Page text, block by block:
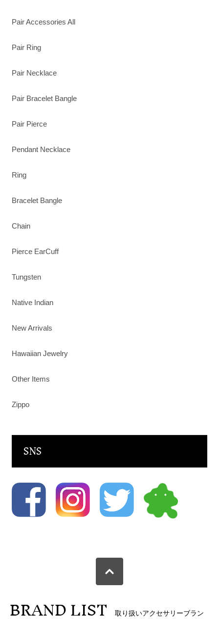
Pair Accessories All
Pair Ring
Pair Necklace
Pair Bracelet Bangle
Pair Pierce
Pendant Necklace
Ring
Bracelet Bangle
Chain
Pierce EarCuff
Tungsten
Native Indian
New Arrivals
Hawaiian Jewelry
Other Items
Zippo
SNS
BRAND LIST 取り扱いアクセサリーブラン